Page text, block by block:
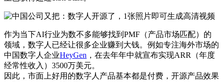
作为当下AI行业为数不多能够找到PMF（产品市场匹配）的
领域，数字人已经让很多企业赚到大钱。例如专注海外市场的
中国数字人企业HeyGen ，在去年年中就宣布实现ARR（年度
经常性收入）3500万美元。
因此，市面上好用的数字人产品基本都是付费，开源产品效果